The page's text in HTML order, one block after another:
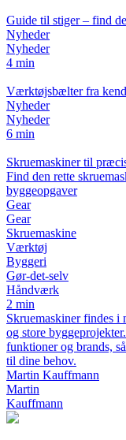
Guide til stiger – find
Nyheder
Nyheder
4 min
Værktøjsbælter fra
Nyheder
Nyheder
6 min
Skruemaskiner til
Find den rette
byggeopgaver
Gear
Gear
Skruemaskine
Værktøj
Byggeri
Gør-det-selv
Håndværk
2 min
Skruemaskiner findes i
og store
funktioner og brands,
til dine behov.
Martin Kauffmann
Martin
Kauffmann